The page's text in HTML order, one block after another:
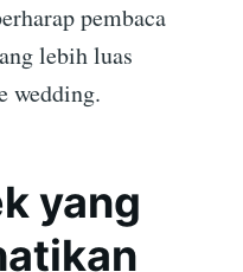
pembaca
lebih luas
wedding.
yang